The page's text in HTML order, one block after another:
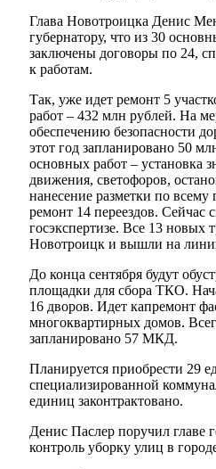
Глава Новотроицка Денис
губернатору, что из 30
заключены договоры по 24,
к работам.
Так, уже идет ремонт 5
работ – 432 млн рублей. На
обеспечению безопасности
этот год запланировано 50
основных работ – установка
движения, светофоров,
нанесение разметки по всему
ремонт 14 переездов. Сейчас
госэкспертизе. Все 13 новых
Новотроицк и вышли на
До конца сентября будут
площадки для сбора ТКО.
16 дворов. Идет капремонт
многоквартирных домов.
запланировано 57 МКД.
Планируется приобрести 29
специализированной
единиц законтрактовано.
Денис Паслер поручил главе
контроль уборку улиц в